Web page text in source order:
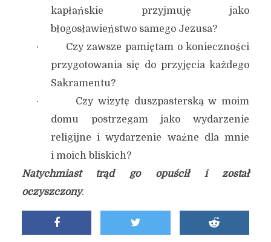
kapłańskie przyjmuję jako
błogosławieństwo samego Jezusa?
· Czy zawsze pamiętam o konieczności
przygotowania się do przyjęcia każdego
Sakramentu?
· Czy wizytę duszpasterską w moim
domu postrzegam jako wydarzenie
religijne i wydarzenie ważne dla mnie
i moich bliskich?
Natychmiast trąd go opuścił i został
oczyszczony.